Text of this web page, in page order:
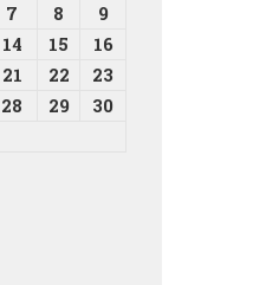
7 8
9
14 15
16
21 22
23
28 29
30